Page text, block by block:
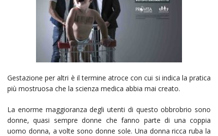
Gestazione per altri è il termine atroce con cui si indica la pratica
più mostruosa che la scienza medica abbia mai creato.
La enorme maggioranza degli utenti di questo obbrobrio sono
donne, quasi sempre donne che fanno parte di una coppia
uomo donna, a volte sono donne sole. Una donna ricca ruba la